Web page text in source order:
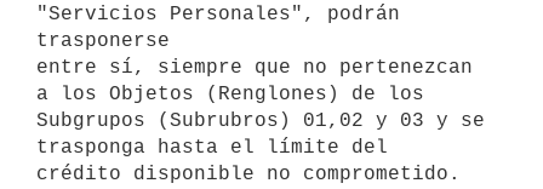
"Servicios Personales", podrán
trasponerse
entre sí, siempre que no pertenezcan
a los Objetos (Renglones) de los
Subgrupos (Subrubros) 01,02 y 03 y se
trasponga hasta el límite del
crédito disponible no comprometido.